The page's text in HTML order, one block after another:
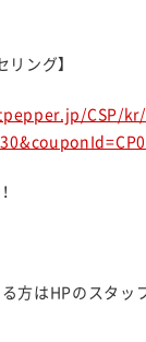
リング】
CSP/kr/
方はHPのスタッ